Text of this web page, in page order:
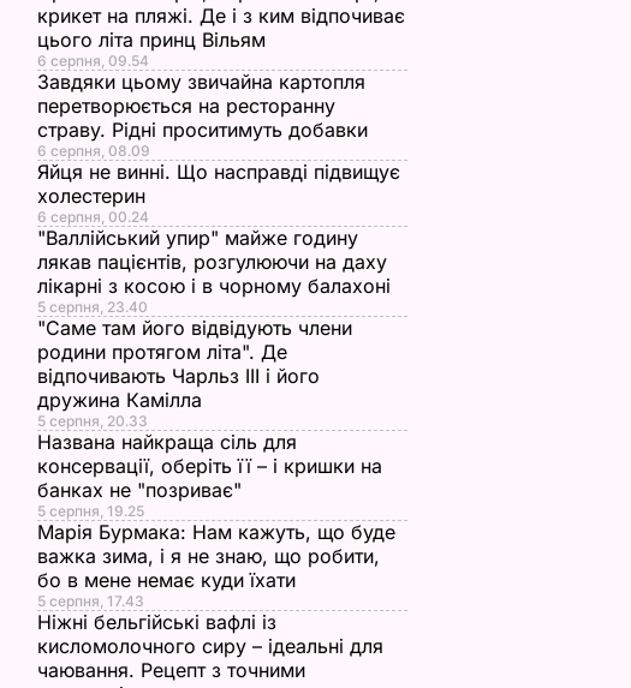
крикет на пляжі. Де і з ким відпочиває
цього літа принц Вільям
6 серпня, 09.54
Завдяки цьому звичайна картопля
перетворюється на ресторанну
страву. Рідні проситимуть добавки
6 серпня, 08.09
Яйця не винні. Що насправді підвищує
холестерин
6 серпня, 00.24
"Валлійський упир" майже годину
лякав пацієнтів, розгулюючи на даху
лікарні з косою і в чорному балахоні
5 серпня, 23.40
"Саме там його відвідують члени
родини протягом літа". Де
відпочивають Чарльз III і його
дружина Камілла
5 серпня, 20.33
Названа найкраща сіль для
консервації, оберіть її – і кришки на
банках не "позриває"
5 серпня, 19.25
Марія Бурмака: Нам кажуть, що буде
важка зима, і я не знаю, що робити,
бо в мене немає куди їхати
5 серпня, 17.43
Ніжні бельгійські вафлі із
кисломолочного сиру – ідеальні для
чаювання. Рецепт з точними